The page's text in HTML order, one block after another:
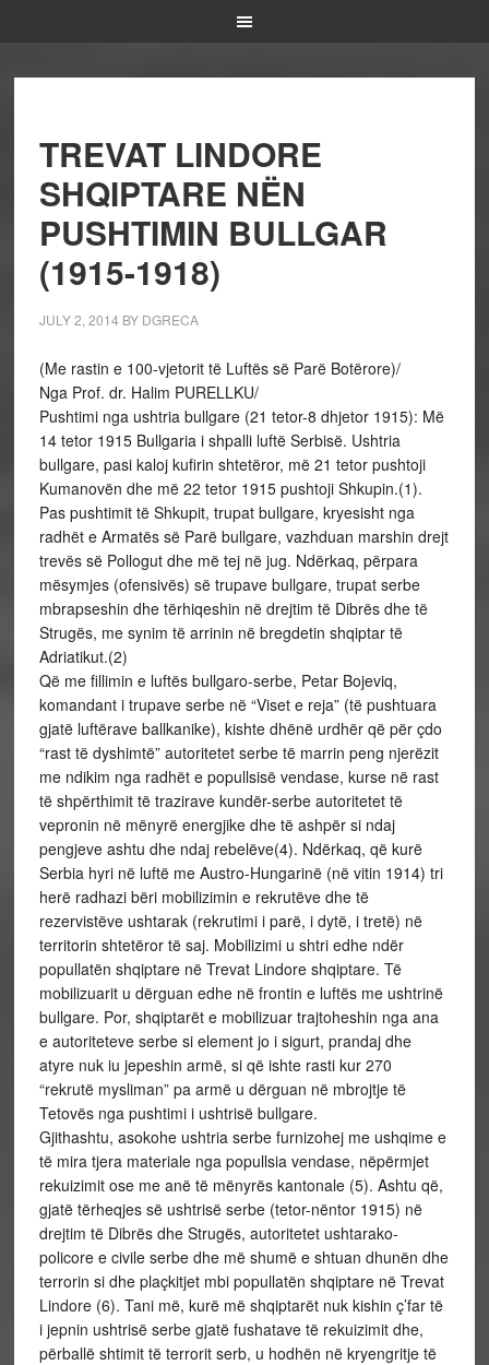
TREVAT LINDORE
SHQIPTARE NËN
PUSHTIMIN BULLGAR
(1915-1918)
JULY 2, 2014 BY DGRECA
(Me rastin e 100-vjetorit të Luftës së Parë Botërore)/
Nga Prof. dr. Halim PURELLKU/
Pushtimi nga ushtria bullgare (21 tetor-8 dhjetor 1915): Më
14 tetor 1915 Bullgaria i shpalli luftë Serbisë. Ushtria
bullgare, pasi kaloj kufirin shtetëror, më 21 tetor pushtoji
Kumanovën dhe më 22 tetor 1915 pushtoji Shkupin.(1).
Pas pushtimit të Shkupit, trupat bullgare, kryesisht nga
radhët e Armatës së Parë bullgare, vazhduan marshin drejt
trevës së Pollogut dhe më tej në jug. Ndërkaq, përpara
mësymjes (ofensivës) së trupave bullgare, trupat serbe
mbrapseshin dhe tërhiqeshin në drejtim të Dibrës dhe të
Strugës, me synim të arrinin në bregdetin shqiptar të
Adriatikut.(2)
Që me fillimin e luftës bullgaro-serbe, Petar Bojeviq,
komandant i trupave serbe në “Viset e reja” (të pushtuara
gjatë luftërave ballkanike), kishte dhënë urdhër që për çdo
“rast të dyshimtë” autoritetet serbe të marrin peng njerëzit
me ndikim nga radhët e popullsisë vendase, kurse në rast
të shpërthimit të trazirave kundër-serbe autoritetet të
vepronin në mënyrë energjike dhe të ashpër si ndaj
pengjeve ashtu dhe ndaj rebelëve(4). Ndërkaq, që kurë
Serbia hyri në luftë me Austro-Hungarinë (në vitin 1914) tri
herë radhazi bëri mobilizimin e rekrutëve dhe të
rezervistëve ushtarak (rekrutimi i parë, i dytë, i tretë) në
territorin shtetëror të saj. Mobilizimi u shtri edhe ndër
popullatën shqiptare në Trevat Lindore shqiptare. Të
mobilizuarit u dërguan edhe në frontin e luftës me ushtrinë
bullgare. Por, shqiptarët e mobilizuar trajtoheshin nga ana
e autoriteteve serbe si element jo i sigurt, prandaj dhe
atyre nuk iu jepeshin armë, si që ishte rasti kur 270
“rekrutë mysliman” pa armë u dërguan në mbrojtje të
Tetovës nga pushtimi i ushtrisë bullgare.
Gjithashtu, asokohe ushtria serbe furnizohej me ushqime e
të mira tjera materiale nga popullsia vendase, nëpërmjet
rekuizimit ose me anë të mënyrës kantonale (5). Ashtu që,
gjatë tërheqjes së ushtrisë serbe (tetor-nëntor 1915) në
drejtim të Dibrës dhe Strugës, autoritetet ushtarako-
policore e civile serbe dhe më shumë e shtuan dhunën dhe
terrorin si dhe plaçkitjet mbi popullatën shqiptare në Trevat
Lindore (6). Tani më, kurë më shqiptarët nuk kishin ç’far të
i jepnin ushtrisë serbe gjatë fushatave të rekuizimit dhe,
përballë shtimit të terrorit serb, u hodhën në kryengritje të